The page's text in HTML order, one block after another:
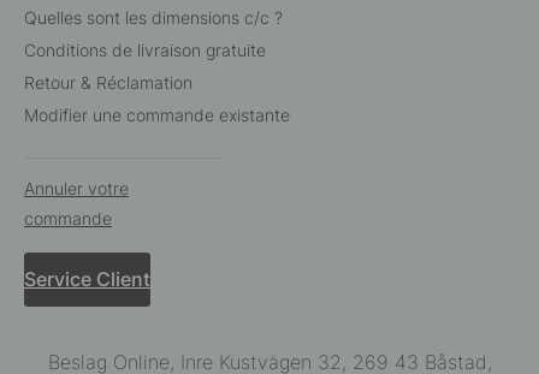
Quelles sont les dimensions c/c ?
Conditions de livraison gratuite
Retour & Réclamation
Modifier une commande existante
Annuler votre
commande
Service Client
Beslag Online, Inre Kustvägen 32, 269 43 Båstad,